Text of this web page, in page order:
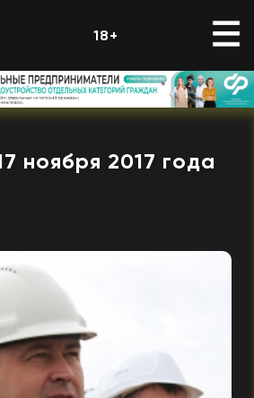
18+
ноября 2017 года